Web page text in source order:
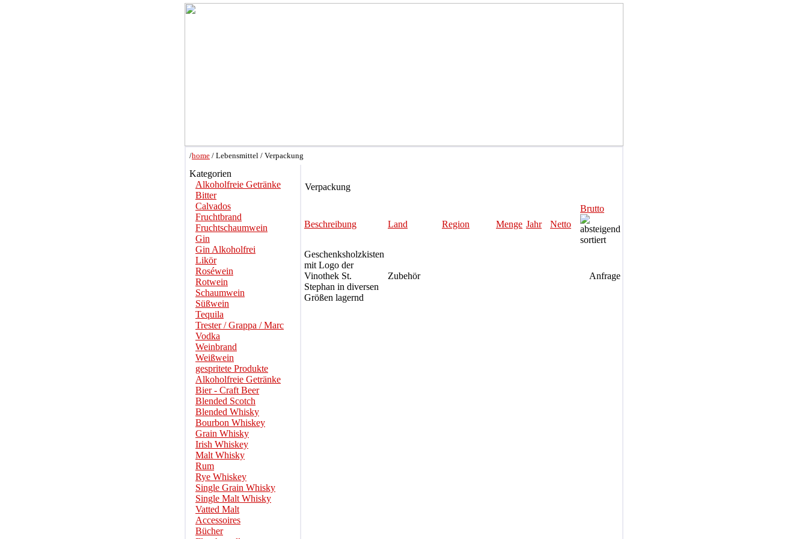
/home / Lebensmittel / Verpackung
Kategorien
Alkoholfreie Getränke
Bitter
Calvados
Fruchtbrand
Fruchtschaumwein
Gin
Gin Alkoholfrei
Likör
Roséwein
Rotwein
Schaumwein
Süßwein
Tequila
Trester / Grappa / Marc
Vodka
Weinbrand
Weißwein
gespritete Produkte
Alkoholfreie Getränke
Bier - Craft Beer
Blended Scotch
Blended Whisky
Bourbon Whiskey
Grain Whisky
Irish Whiskey
Malt Whisky
Rum
Rye Whiskey
Single Grain Whisky
Single Malt Whisky
Vatted Malt
Accessoires
Bücher
Verpackung
Beschreibung Land Region Menge Jahr Netto
Brutto
Geschenksholzkisten
mit Logo der
Vinothek St.
Stephan in diversen
Größen lagernd
Zubehör Anfrage